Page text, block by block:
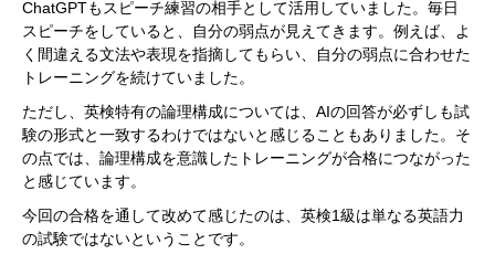
ChatGPTもスピーチ練習の相手として活用していました。毎日
スピーチをしていると、自分の弱点が見えてきます。例えば、よ
く間違える文法や表現を指摘してもらい、自分の弱点に合わせた
トレーニングを続けていました。
ただし、英検特有の論理構成については、AIの回答が必ずしも試
験の形式と一致するわけではないと感じることもありました。そ
の点では、論理構成を意識したトレーニングが合格につながった
と感じています。
今回の合格を通して改めて感じたのは、英検1級は単なる英語力
の試験ではないということです。